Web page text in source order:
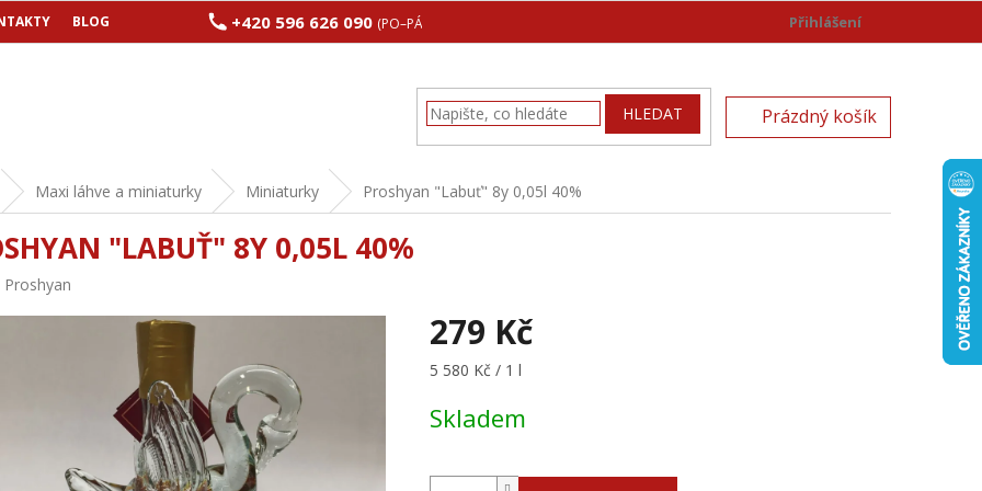
BLOG +420 596 626 090 (PO–PÁ 8:00–17:00) Přihlášení
HLEDAT
NÁKUPNÍ
KOŠÍK
Prázdný košík
Maxi láhve a miniaturky Miniaturky Proshyan "Labuť" 8y 0,05l 40%
"LABUŤ" 8Y 0,05L 40%
Proshyan
279 Kč
Měrná
5 580 Kč / 1 l
Skladem